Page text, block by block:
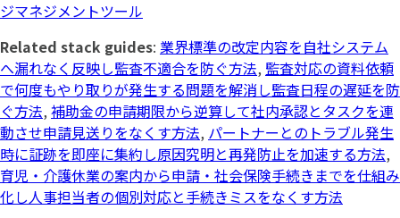
ジマネジメントツール
Related stack guides: 業界標準の改定内容を自社システム
へ漏れなく反映し監査不適合を防ぐ方法, 監査対応の資料依頼
で何度もやり取りが発生する問題を解消し監査日程の遅延を防
ぐ方法, 補助金の申請期限から逆算して社内承認とタスクを連
動させ申請見送りをなくす方法, パートナーとのトラブル発生
時に証跡を即座に集約し原因究明と再発防止を加速する方法,
育児・介護休業の案内から申請・社会保険手続きまでを仕組み
化し人事担当者の個別対応と手続きミスをなくす方法